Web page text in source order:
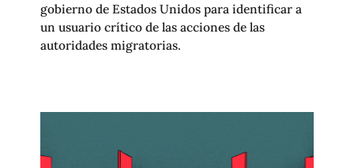
gobierno de Estados Unidos para identificar a
un usuario crítico de las acciones de las
autoridades migratorias.